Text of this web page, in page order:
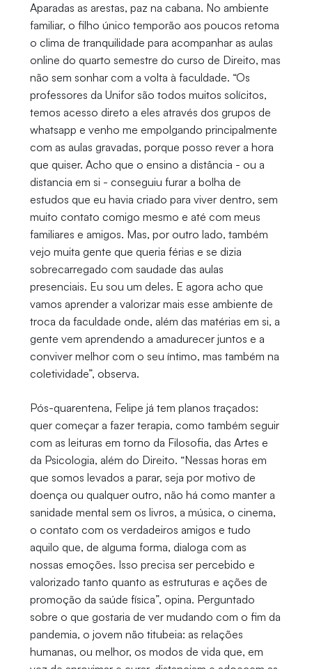
Aparadas as arestas, paz na cabana. No ambiente
familiar, o filho único temporão aos poucos retoma
o clima de tranquilidade para acompanhar as aulas
online do quarto semestre do curso de Direito, mas
não sem sonhar com a volta à faculdade. “Os
professores da Unifor são todos muitos solícitos,
temos acesso direto a eles através dos grupos de
whatsapp e venho me empolgando principalmente
com as aulas gravadas, porque posso rever a hora
que quiser. Acho que o ensino a distância - ou a
distancia em si - conseguiu furar a bolha de
estudos que eu havia criado para viver dentro, sem
muito contato comigo mesmo e até com meus
familiares e amigos. Mas, por outro lado, também
vejo muita gente que queria férias e se dizia
sobrecarregado com saudade das aulas
presenciais. Eu sou um deles. E agora acho que
vamos aprender a valorizar mais esse ambiente de
troca da faculdade onde, além das matérias em si, a
gente vem aprendendo a amadurecer juntos e a
conviver melhor com o seu íntimo, mas também na
coletividade”, observa.
Pós-quarentena, Felipe já tem planos traçados:
quer começar a fazer terapia, como também seguir
com as leituras em torno da Filosofia, das Artes e
da Psicologia, além do Direito. “Nessas horas em
que somos levados a parar, seja por motivo de
doença ou qualquer outro, não há como manter a
sanidade mental sem os livros, a música, o cinema,
o contato com os verdadeiros amigos e tudo
aquilo que, de alguma forma, dialoga com as
nossas emoções. Isso precisa ser percebido e
valorizado tanto quanto as estruturas e ações de
promoção da saúde física”, opina. Perguntado
sobre o que gostaria de ver mudando com o fim da
pandemia, o jovem não titubeia: as relações
humanas, ou melhor, os modos de vida que, em